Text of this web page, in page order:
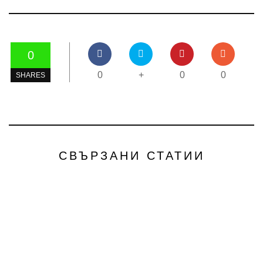
0
SHARES 0 + 0 0
СВЪРЗАНИ СТАТИИ